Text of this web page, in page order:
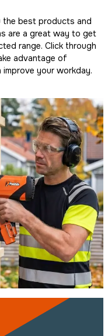
best products and
are a great way to get
range. Click through
advantage of
your workday.